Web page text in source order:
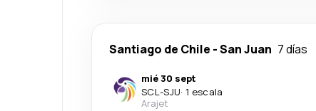
Santiago de Chile -San Juan 7 días
mié 30 sept
SCL-SJU· 1 escala
Arajet